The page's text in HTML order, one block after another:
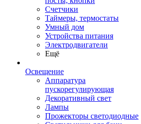
Счетчики
Таймеры, термостаты
Умный дом
Устройства питания
Электродвигатели
Ещё
Освещение
Аппаратура
пускорегулирующая
Декоративный свет
Лампы
Прожекторы светодиодные